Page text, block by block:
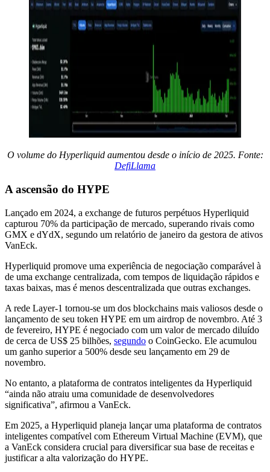
O volume do Hyperliquid aumentou desde o início de 2025. Fonte:
DefiLlama
A ascensão do HYPE
Lançado em 2024, a exchange de futuros perpétuos Hyperliquid
capturou 70% da participação de mercado, superando rivais como
GMX e dYdX, segundo um relatório de janeiro da gestora de ativos
VanEck.
Hyperliquid promove uma experiência de negociação comparável à
de uma exchange centralizada, com tempos de liquidação rápidos e
taxas baixas, mas é menos descentralizada que outras exchanges.
A rede Layer-1 tornou-se um dos blockchains mais valiosos desde o
lançamento de seu token HYPE em um airdrop de novembro. Até 3
de fevereiro, HYPE é negociado com um valor de mercado diluído
de cerca de US$ 25 bilhões, segundo o CoinGecko. Ele acumulou
um ganho superior a 500% desde seu lançamento em 29 de
novembro.
No entanto, a plataforma de contratos inteligentes da Hyperliquid
“ainda não atraiu uma comunidade de desenvolvedores
significativa”, afirmou a VanEck.
Em 2025, a Hyperliquid planeja lançar uma plataforma de contratos
inteligentes compatível com Ethereum Virtual Machine (EVM), que
a VanEck considera crucial para diversificar sua base de receitas e
justificar a alta valorização do HYPE.